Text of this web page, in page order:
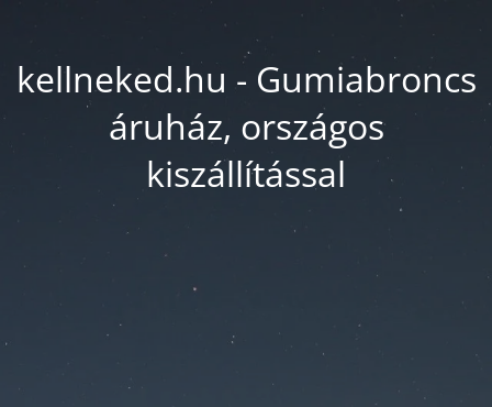
kellneked.hu - Gumiabroncs
áruház, országos
kiszállítással